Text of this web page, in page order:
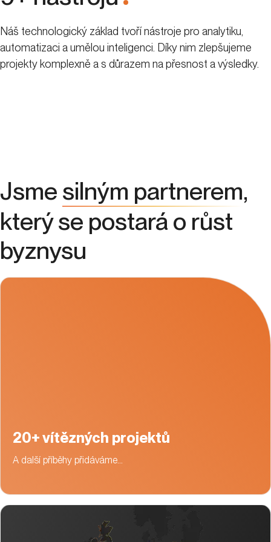
.
Náš technologický základ tvoří nástroje pro analytiku,
automatizaci a umělou inteligenci. Díky nim zlepšujeme
projekty komplexně a s důrazem na přesnost a výsledky.
Jsme silným partnerem,
který se postará o růst
byznysu
20+ vítězných projektů
A další příběhy přidáváme…